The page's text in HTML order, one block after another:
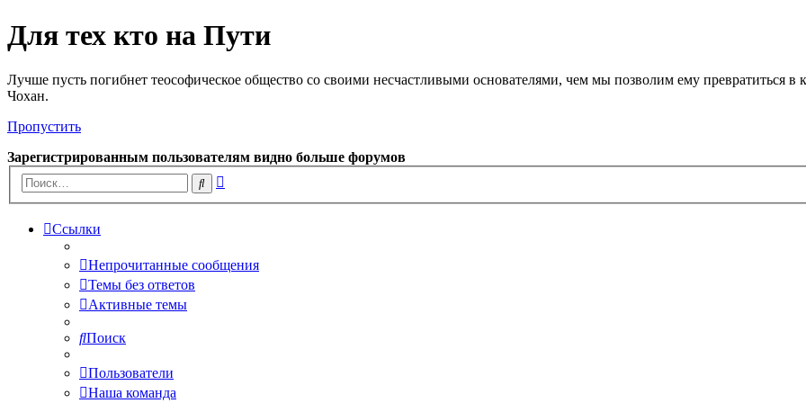
Для тех кто на Пути
Лучше пусть погибнет теософическое общество со своими несчастливыми основателями, чем мы позволим ему превратиться
Чохан.
Пропустить
Зарегистрированным пользователям видно больше форумов
Поиск
Ссылки
Непрочитанные сообщения
Темы без ответов
Активные темы
Поиск
Пользователи
Наша команда